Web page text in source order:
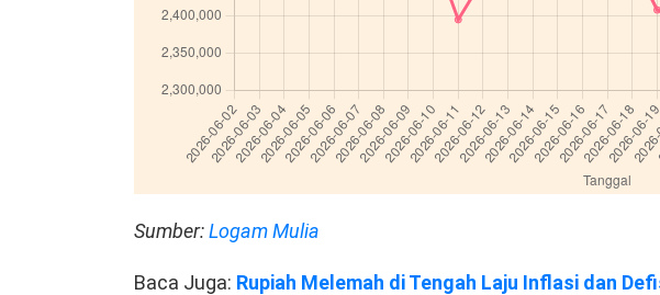
Sumber:Logam Mulia
Baca Juga: Rupiah Melemah di Tengah Laju Inflasi dan